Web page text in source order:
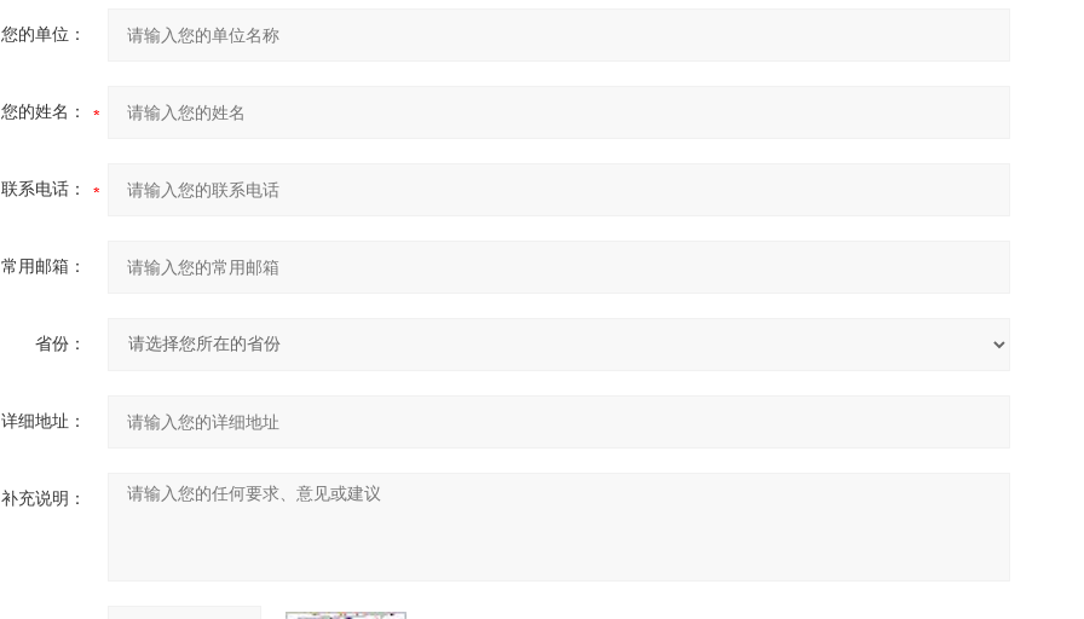
您的单位：
您的姓名：
联系电话：
常用邮箱：
省份：
详细地址：
补充说明：